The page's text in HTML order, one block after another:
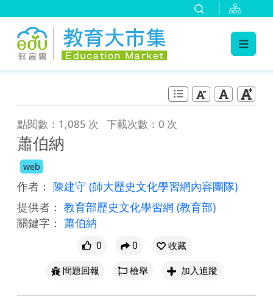
點閱數：1,085 次 下載次數：0 次
蕭伯納
web
作者： 陳建守 (師大歷史文化學習網內容團隊)
提供者： 教育部歷史文化學習網 (教育部)
關鍵字： 蕭伯納
0 0
收藏
問題回報
檢舉 加入追蹤